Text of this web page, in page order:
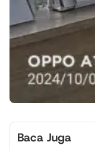
Baca Juga